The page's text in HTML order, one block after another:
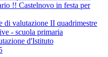
!! Castelnovo in festa per
di valutazione II quadrimestre
- scuola primaria
d'Istituto